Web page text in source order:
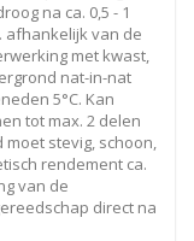
na ca. 0,5 - 1
afhankelijk van de
met kwast,
nat-in-nat
5°C. Kan
tot max. 2 delen
stevig, schoon,
rendement ca.
van de
direct na